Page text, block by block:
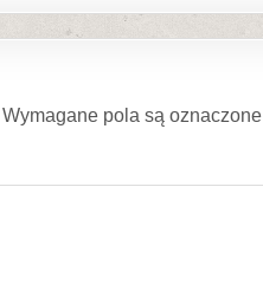
Wymagane pola są oznaczone